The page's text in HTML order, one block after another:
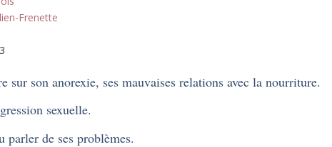
Frenette
sur son anorexie, ses mauvaises relations avec la nourriture.
sexuelle.
parler de ses problèmes.